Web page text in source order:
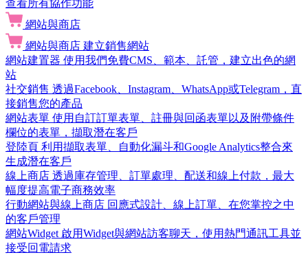
查看所有協作功能
網站與商店
網站與商店 建立銷售網站
網站建置器 使用我們免費CMS、範本、託管，建立出色的網
站
社交銷售 透過Facebook、Instagram、WhatsApp或Telegram，直
接銷售您的產品
網站表單 使用自訂訂單表單、註冊與回函表單以及附帶條件
欄位的表單，擷取潛在客戶
登陸頁 利用擷取表單、自動化漏斗和Google Analytics整合來
生成潛在客戶
線上商店 透過庫存管理、訂單處理、配送和線上付款，最大
幅度提高電子商務效率
行動網站與線上商店 回應式設計、線上訂單、在您掌控之中
的客戶管理
網站Widget 啟用Widget與網站訪客聊天，使用熱門通訊工具並
接受回電請求